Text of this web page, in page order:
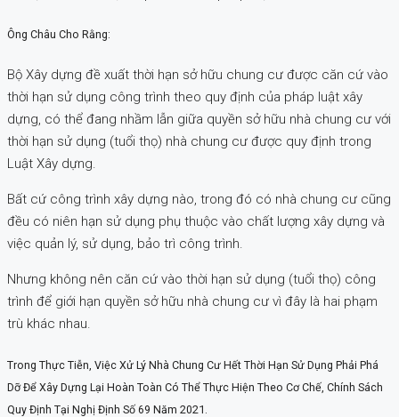
Ông Châu Cho Rằng:
Bộ Xây dựng đề xuất thời hạn sở hữu chung cư được căn cứ vào
thời hạn sử dụng công trình theo quy định của pháp luật xây
dựng, có thể đang nhầm lẫn giữa quyền sở hữu nhà chung cư với
thời hạn sử dụng (tuổi thọ) nhà chung cư được quy định trong
Luật Xây dựng.
Bất cứ công trình xây dựng nào, trong đó có nhà chung cư cũng
đều có niên hạn sử dụng phụ thuộc vào chất lượng xây dựng và
việc quản lý, sử dụng, bảo trì công trình.
Nhưng không nên căn cứ vào thời hạn sử dụng (tuổi thọ) công
trình để giới hạn quyền sở hữu nhà chung cư vì đây là hai phạm
trù khác nhau.
Trong Thực Tiễn, Việc Xử Lý Nhà Chung Cư Hết Thời Hạn Sử Dụng Phải Phá
Dỡ Để Xây Dựng Lại Hoàn Toàn Có Thể Thực Hiện Theo Cơ Chế, Chính Sách
Quy Định Tại Nghị Định Số 69 Năm 2021.